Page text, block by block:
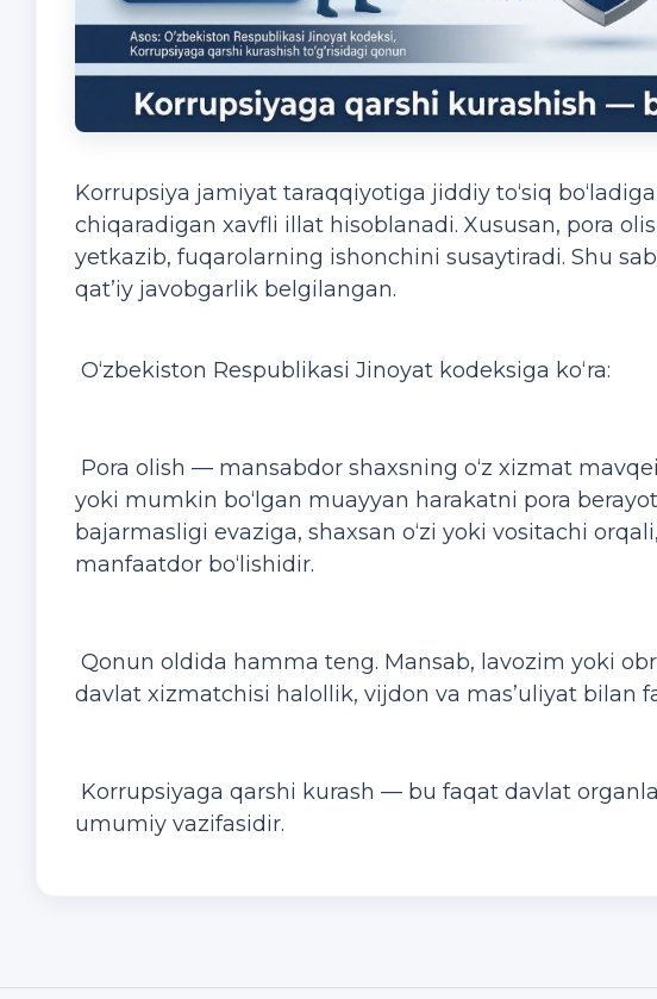
Korrupsiya jamiyat taraqqiyotiga jiddiy to‘siq
chiqaradigan xavfli illat hisoblanadi. Xususan, pora
yetkazib, fuqarolarning ishonchini susaytiradi. Shu
qat’iy javobgarlik belgilangan.
O‘zbekiston Respublikasi Jinoyat kodeksiga ko‘ra:
Pora olish — mansabdor shaxsning o‘z xizmat
yoki mumkin bo‘lgan muayyan harakatni pora
bajarmasligi evaziga, shaxsan o‘zi yoki vositachi
manfaatdor bo‘lishidir.
Qonun oldida hamma teng. Mansab, lavozim yoki
davlat xizmatchisi halollik, vijdon va mas’uliyat bilan
Korrupsiyaga qarshi kurash — bu faqat davlat
umumiy vazifasidir.